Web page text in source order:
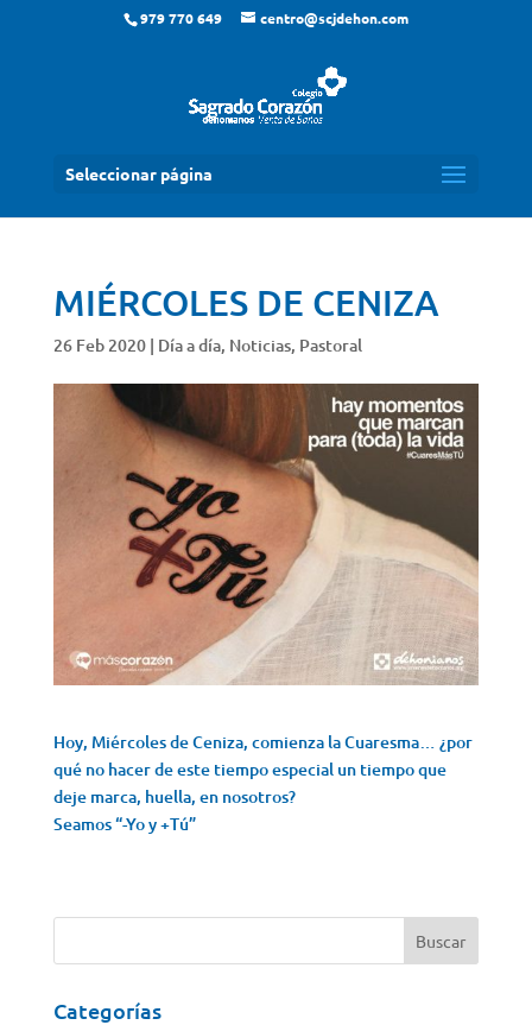
979 770 649 centro@scjdehon.com
Seleccionar página
MIÉRCOLES DE CENIZA
26 Feb 2020| Día a día, Noticias, Pastoral
Hoy, Miércoles de Ceniza, comienza la Cuaresma… ¿por
qué no hacer de este tiempo especial un tiempo que
deje marca, huella, en nosotros?
Seamos “-Yo y +Tú”
Categorías